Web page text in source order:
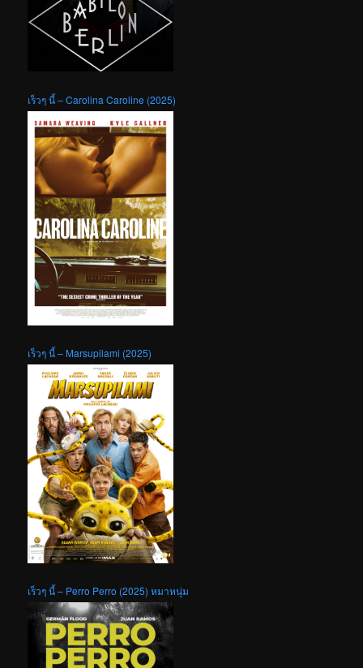
เร็วๆ นี้ – Carolina Caroline (2025)
เร็วๆ นี้ – Marsupilami (2025)
เร็วๆ นี้ – Perro Perro (2025) หมาหนุ่ม